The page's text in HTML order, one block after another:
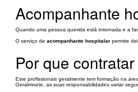
Acompanhante
Quando uma pessoa querida está internada e a
O serviço de acompanhante hospitalar permite
Por que
Este profissionais geralmente tem formação na
Geralmnete, as suas responsabilidades variar